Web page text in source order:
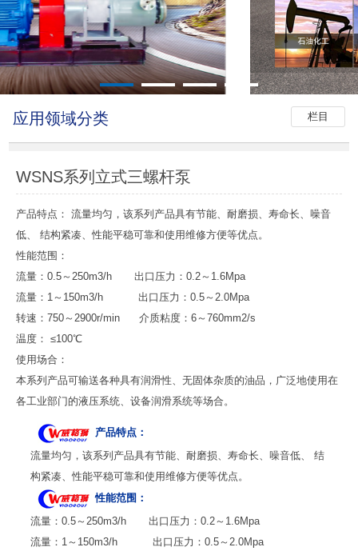
栏目
应用领域分类
WSNS系列立式三螺杆泵
产品特点： 流量均匀，该系列产品具有节能、耐磨损、寿命长、噪音
低、 结构紧凑、性能平稳可靠和使用维修方便等优点。
性能范围：
流量：0.5～250m3/h 出口压力：0.2～1.6Mpa
流量：1～150m3/h 出口压力：0.5～2.0Mpa
转速：750～2900r/min 介质粘度：6～760mm2/s
温度： ≤100℃
使用场合：
本系列产品可输送各种具有润滑性、无固体杂质的油品，广泛地使用在
各工业部门的液压系统、设备润滑系统等场合。
产品特点：
流量均匀，该系列产品具有节能、耐磨损、寿命长、噪音低、 结
构紧凑、性能平稳可靠和使用维修方便等优点。
性能范围：
流量：0.5～250m3/h 出口压力：0.2～1.6Mpa
流量：1～150m3/h 出口压力：0.5～2.0Mpa